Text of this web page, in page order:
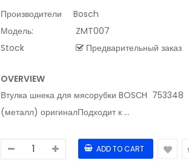
Производители
Bosch
Модель:
ZMT007
Stock
Предварительный заказ
OVERVIEW
Втулка шнека для мясорубки BOSСH 753348
(металл) оригиналПодходит к ...